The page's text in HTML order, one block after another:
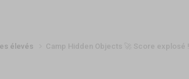
élevés Camp Hidden Objects 🚀 Score explosé !